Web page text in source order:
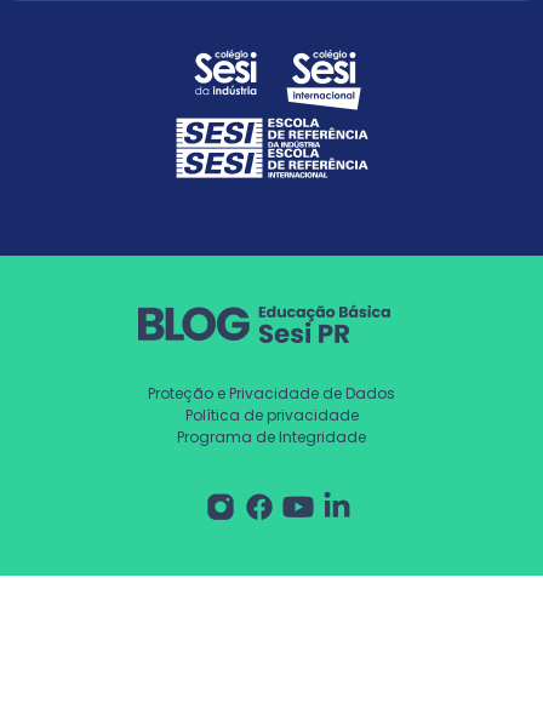
Proteção e Privacidade de Dados
Política de privacidade
Programa de Integridade